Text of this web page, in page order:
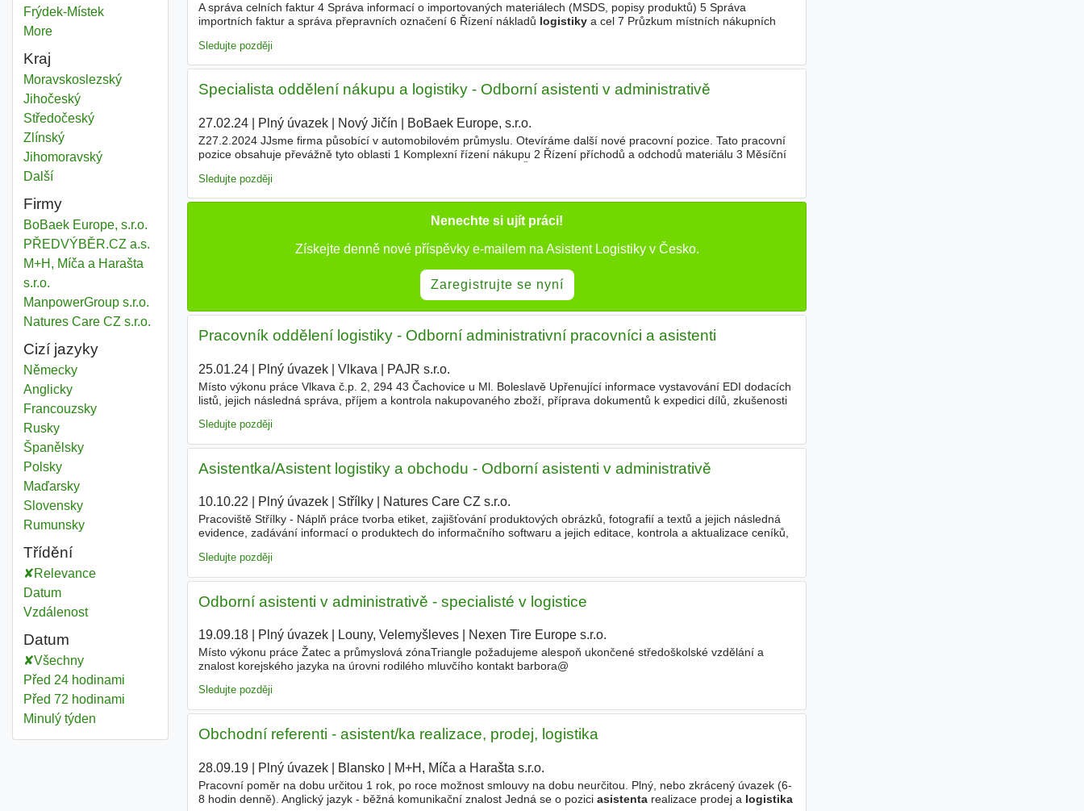
Asistent logistiky
Frýdek-MístekOkres
Moredistricts
Kraj
Asistent logistiky
MoravskoslezskýKraj
Asistent logistiky
JihočeskýKraj
Asistent logistiky
StředočeskýKraj
Asistent logistiky
ZlínskýKraj
Asistent logistiky
JihomoravskýKraj
Dalšíkraj
Firmy
BoBaek Europe, s.r.o.
PŘEDVÝBĚR.CZ a.s.
M+H, Míča a Harašta
s.r.o.
ManpowerGroup s.r.o.
Natures Care CZ s.r.o.
Cizí jazyky
Německy
Anglicky
Francouzsky
Rusky
Španělsky
Polsky
Maďarsky
Slovensky
Rumunsky
Třídění
Relevance
Datum
Vzdálenost
Datum
Všechny
Před 24 hodinami
Před 72 hodinami
Minulý týden
A správa celních faktur 4 Správa informací o importovaných materiálech (MSDS, popisy produktů) 5 Správa
importních faktur a správa přepravních označení 6 Řízení nákladů logistikya cel 7 Průzkum místních nákupních
Sledujte později
Specialista oddělení nákupu a logistiky - Odborní asistenti v administrativě
27.02.24| Plný úvazek| Nový Jičín BoBaek Europe, s.r.o.
Z27.2.2024 JJsme firma působící v automobilovém průmyslu. Otevíráme další nové pracovní pozice. Tato pracovní
pozice obsahuje převážně tyto oblasti 1 Komplexní řízení nákupu 2 Řízení příchodů a odchodů materiálu 3 Měsíční
Sledujte později
Nenechte si ujít práci!
Získejte denně nové příspěvky e-mailem na Asistent Logistiky v Česko.
Zaregistrujte se nyní
Pracovník oddělení logistiky - Odborní administrativní pracovníci a asistenti
25.01.24| Plný úvazek| Vlkava PAJR s.r.o.
Místo výkonu práce Vlkava č.p. 2, 294 43 Čachovice u Ml. Boleslavě Upřenující informace vystavování EDI dodacích
listů, jejich následná správa, příjem a kontrola nakupovaného zboží, příprava dokumentů k expedici dílů, zkušenosti
Sledujte později
Asistentka/Asistent logistiky a obchodu - Odborní asistenti v administrativě
10.10.22 Plný úvazek| Střílky| Natures Care CZ s.r.o.
Pracoviště Střílky - Náplň práce tvorba etiket, zajišťování produktových obrázků, fotografií a textů a jejich následná
evidence, zadávání informací o produktech do informačního softwaru a jejich editace, kontrola a aktualizace ceníků,
Sledujte později
Odborní asistenti v administrativě - specialisté v logistice
19.09.18| Plný úvazek| Louny, Velemyšleves| Nexen Tire Europe s.r.o.
Místo výkonu práce Žatec a průmyslová zónaTriangle požadujeme alespoň ukončené středoškolské vzdělání a
znalost korejského jazyka na úrovni rodilého mluvčího kontakt barbora@
Sledujte později
Obchodní referenti - asistent/ka realizace, prodej, logistika
28.09.19| Plný úvazek| Blansko| M+H, Míča a Harašta s.r.o.
Pracovní poměr na dobu určitou 1 rok, po roce možnost smlouvy na dobu neurčitou. Plný, nebo zkrácený úvazek (6-
8 hodin denně). Anglický jazyk - běžná komunikační znalost Jedná se o pozici asistentarealizace prodej a logistika